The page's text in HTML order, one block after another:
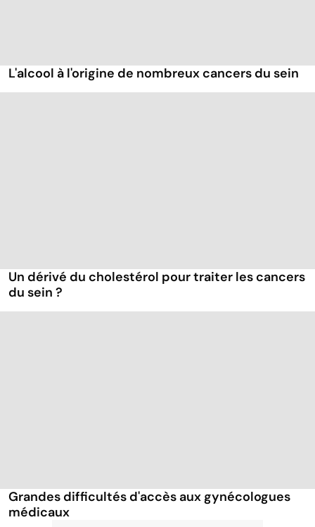
L'alcool à l'origine de nombreux cancers du sein
Un dérivé du cholestérol pour traiter les cancers
du sein ?
Grandes difficultés d'accès aux gynécologues
médicaux